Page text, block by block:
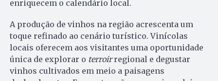
enriquecem o calendário local.
A produção de vinhos na região acrescenta um
toque refinado ao cenário turístico. Vinícolas
locais oferecem aos visitantes uma oportunidade
única de explorar o terroirregional e degustar
vinhos cultivados em meio a paisagens